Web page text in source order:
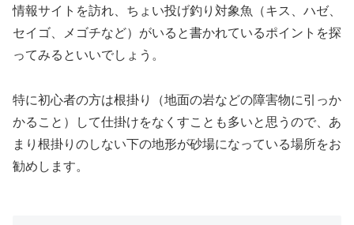
情報サイトを訪れ、ちょい投げ釣り対象魚（キス、ハゼ、
セイゴ、メゴチなど）がいると書かれているポイントを探
ってみるといいでしょう。
特に初心者の方は根掛り（地面の岩などの障害物に引っか
かること）して仕掛けをなくすことも多いと思うので、あ
まり根掛りのしない下の地形が砂場になっている場所をお
勧めします。